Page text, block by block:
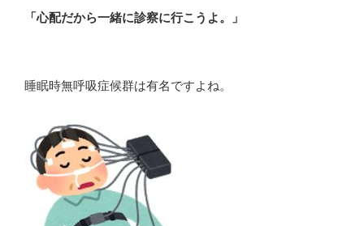
「心配だから一緒に診察に行こうよ。」
睡眠時無呼吸症候群は有名ですよね。